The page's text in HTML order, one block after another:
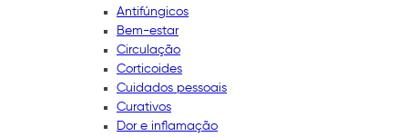
Antifúngicos
Bem-estar
Circulação
Corticoides
Cuidados pessoais
Curativos
Dor e inflamação